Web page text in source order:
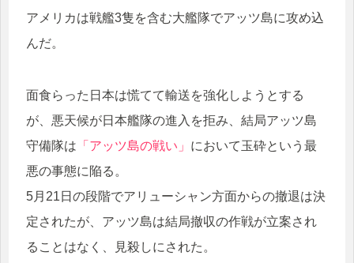
アメリカは戦艦3隻を含む大艦隊でアッツ島に攻め込
んだ。
面食らった日本は慌てて輸送を強化しようとする
が、悪天候が日本艦隊の進入を拒み、結局アッツ島
守備隊は 「アッツ島の戦い」 において玉砕という最
悪の事態に陥る。
5月21日の段階でアリューシャン方面からの撤退は決
定されたが、アッツ島は結局撤収の作戦が立案され
ることはなく、見殺しにされた。